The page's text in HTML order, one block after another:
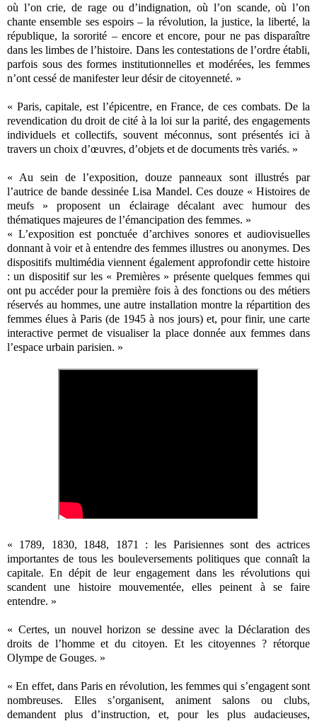
où l’on crie, de rage ou d’indignation, où l’on scande, où l’on
chante ensemble ses espoirs – la révolution, la justice, la liberté, la
république, la sororité – encore et encore, pour ne pas disparaître
dans les limbes de l’histoire. Dans les contestations de l’ordre établi,
parfois sous des formes institutionnelles et modérées, les femmes
n’ont cessé de manifester leur désir de citoyenneté. »
« Paris, capitale, est l’épicentre, en France, de ces combats. De la
revendication du droit de cité à la loi sur la parité, des engagements
individuels et collectifs, souvent méconnus, sont présentés ici à
travers un choix d’œuvres, d’objets et de documents très variés. »
« Au sein de l’exposition, douze panneaux sont illustrés par
l’autrice de bande dessinée Lisa Mandel. Ces douze « Histoires de
meufs » proposent un éclairage décalant avec humour des
thématiques majeures de l’émancipation des femmes. »
« L’exposition est ponctuée d’archives sonores et audiovisuelles
donnant à voir et à entendre des femmes illustres ou anonymes. Des
dispositifs multimédia viennent également approfondir cette histoire
: un dispositif sur les « Premières » présente quelques femmes qui
ont pu accéder pour la première fois à des fonctions ou des métiers
réservés au hommes, une autre installation montre la répartition des
femmes élues à Paris (de 1945 à nos jours) et, pour finir, une carte
interactive permet de visualiser la place donnée aux femmes dans
l’espace urbain parisien. »
« 1789, 1830, 1848, 1871 : les Parisiennes sont des actrices
importantes de tous les bouleversements politiques que connaît la
capitale. En dépit de leur engagement dans les révolutions qui
scandent une histoire mouvementée, elles peinent à se faire
entendre. »
« Certes, un nouvel horizon se dessine avec la Déclaration des
droits de l’homme et du citoyen. Et les citoyennes ? rétorque
Olympe de Gouges. »
« En effet, dans Paris en révolution, les femmes qui s’engagent sont
nombreuses. Elles s’organisent, animent salons ou clubs,
demandent plus d’instruction, et, pour les plus audacieuses,